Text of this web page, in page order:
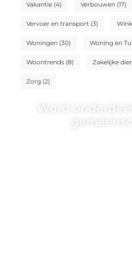
Vakantie(4) Verbouwen (17)
Vervoer en transport(3)
Woningen (30) Woning en
Woontrends(8) Zakelijke
Zorg (2)
Word